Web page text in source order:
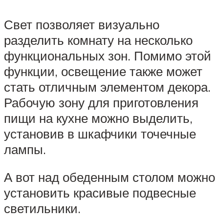
Свет позволяет визуально
разделить комнату на несколько
функциональных зон. Помимо этой
функции, освещение также может
стать отличным элементом декора.
Рабочую зону для приготовления
пищи на кухне можно выделить,
установив в шкафчики точечные
лампы.
А вот над обеденным столом можно
установить красивые подвесные
светильники.